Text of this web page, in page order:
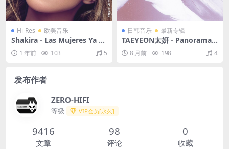
Hi-Res 欧美音乐
Shakira - Las Mujeres Ya N
o Lloran（2024/FLAC/分轨/
631M）(24bit/48kHz)
1 年前 103 5
日韩音乐 最新专辑
TAEYEON太妍 - Panorama :
The Best of TAEYEON（202
5/FLAC/分轨/591M）
8 月前 198 4
发布作者
ZERO-HIFI
等级 VIP会员[永久]
9416
文章
98
评论
0
收藏